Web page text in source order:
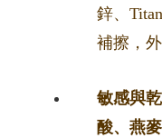
鋅、
補擦，
敏感與
酸、燕麥